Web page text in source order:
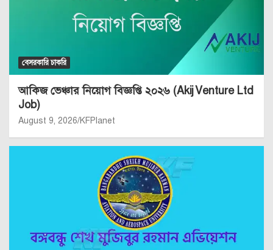
বেসরকারি চাকরি
আকিজ ভেঞ্চার নিয়োগ বিজ্ঞপ্তি ২০২৬ (Akij Venture Ltd
Job)
August 9, 2026 KFPlanet